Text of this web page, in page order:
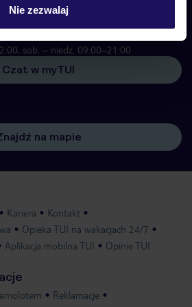
Nie zezwalaj
sob. – niedz. 09:00–21:00
Czat w myTUI
na mapie
Kariera
Kontakt
Opieka TUI na wakacjach 24/7
Aplikacja mobilna TUI Opinie TUI
Reklamacje